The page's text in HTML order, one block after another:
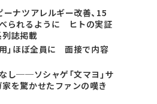
ーナツアレルギー改善、15
られるように ヒトの実証
誌掲載
」ほぼ全員に 面接で内容
し──ソシャゲ「文マヨ」サ
を驚かせたファンの嘆き